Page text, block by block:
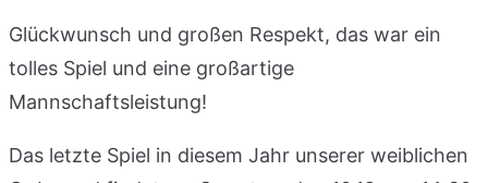
Glückwunsch und großen Respekt, das war ein
tolles Spiel und eine großartige
Mannschaftsleistung!
Das letzte Spiel in diesem Jahr unserer weiblichen